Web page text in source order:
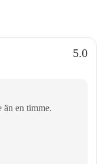
5.0
än en timme.